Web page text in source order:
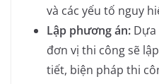
và các yếu tố nguy
Lập phương án:
đơn vị thi công sẽ
tiết, biện pháp thi